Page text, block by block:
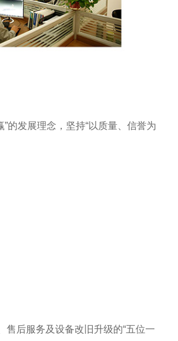
的发展理念，坚持“以质量、信誉为
后服务及设备改旧升级的“五位一